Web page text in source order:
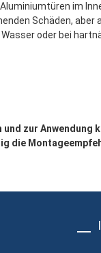
im
Schäden,
oder bei
zur